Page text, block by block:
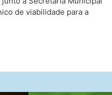
de viabilidade para a